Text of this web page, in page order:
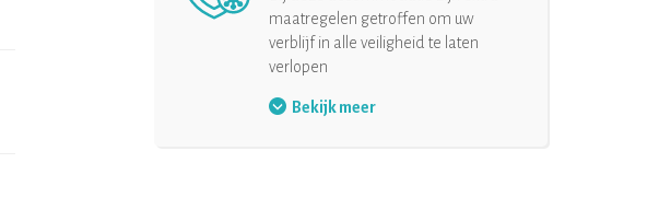
maatregelen getroffen om uw
verblijf in alle veiligheid te laten
verlopen
Mondkapje
Bekijk meer